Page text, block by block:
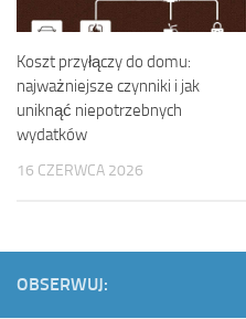
Koszt przyłączy do domu:
najważniejsze czynniki i jak
uniknąć niepotrzebnych
wydatków
16 CZERWCA 2026
OBSERWUJ: